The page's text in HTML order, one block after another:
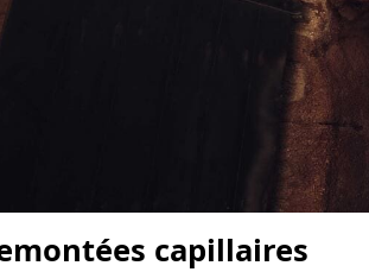
capillaires